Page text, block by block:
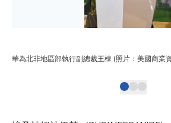
華為北非地區部執行副總裁王棟 (照片：美國商業